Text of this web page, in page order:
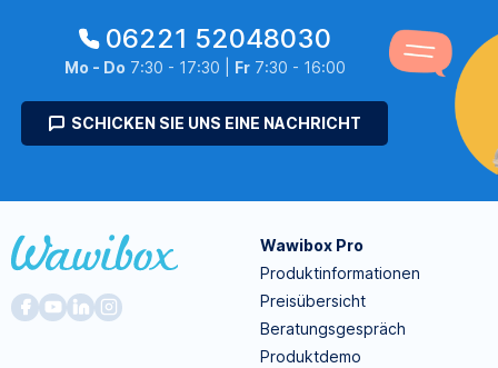
06221 52048030
Mo - Do 7:30 - 17:30 | Fr7:30 - 16:00
SCHICKEN SIE UNS EINE NACHRICHT
Wawibox Pro
Produktinformationen
Preisübersicht
Beratungsgespräch
Produktdemo